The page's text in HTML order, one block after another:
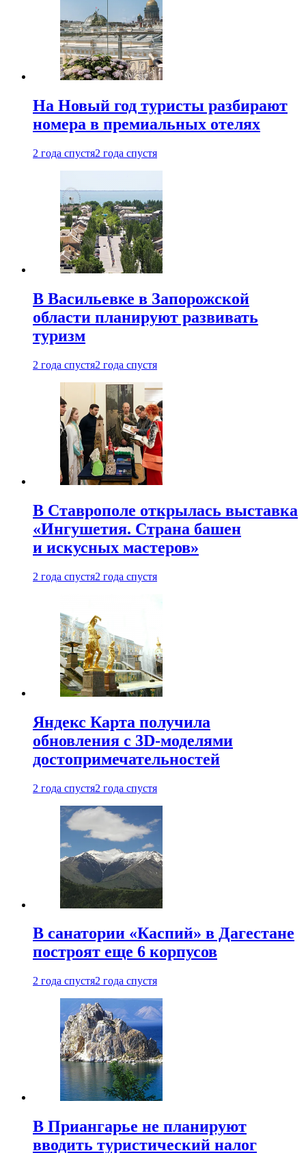
На Новый год туристы разбирают
номера в премиальных отелях
2 года спустя2 года спустя
В Васильевке в Запорожской
области планируют развивать
туризм
2 года спустя2 года спустя
В Ставрополе открылась выставка
«Ингушетия. Страна башен
и искусных мастеров»
2 года спустя2 года спустя
Яндекс Карта получила
обновления с 3D-моделями
достопримечательностей
2 года спустя2 года спустя
В санатории «Каспий» в Дагестане
построят еще 6 корпусов
2 года спустя2 года спустя
В Приангарье не планируют
вводить туристический налог